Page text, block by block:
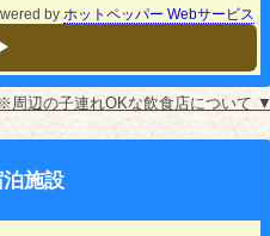
by ホットペッパー Webサービス
周辺の子連れOKな飲食店について ▼
施設